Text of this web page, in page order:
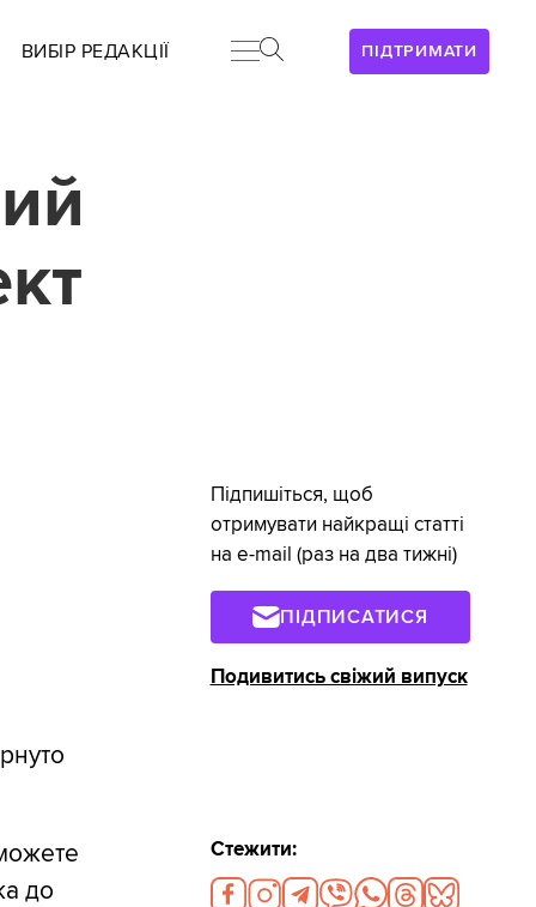
ПІДТРИМАТИ
ВИБІР РЕДАКЦІЇ
до
Підпишіться, щоб
отримувати найкращі статті
на e-mail (раз на два тижні)
ПІДПИСАТИСЯ
Подивитись свіжий випуск
Стежити: